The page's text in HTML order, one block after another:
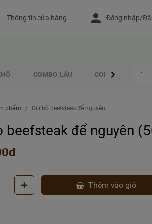
Thông tin cửa hàng Đăng nhập/
COMBO LẨU COMBO - CUỐN
phẩm Đùi bò beefsteak để nguyên
beefsteak để nguyên
Thêm vào giỏ